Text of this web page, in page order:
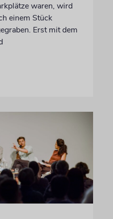
waren, wird
einem Stück
Erst mit dem